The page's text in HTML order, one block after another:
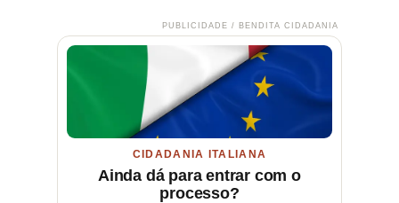
PUBLICIDADE / BENDITA CIDADANIA
CIDADANIA ITALIANA
Ainda dá para entrar com o
processo?